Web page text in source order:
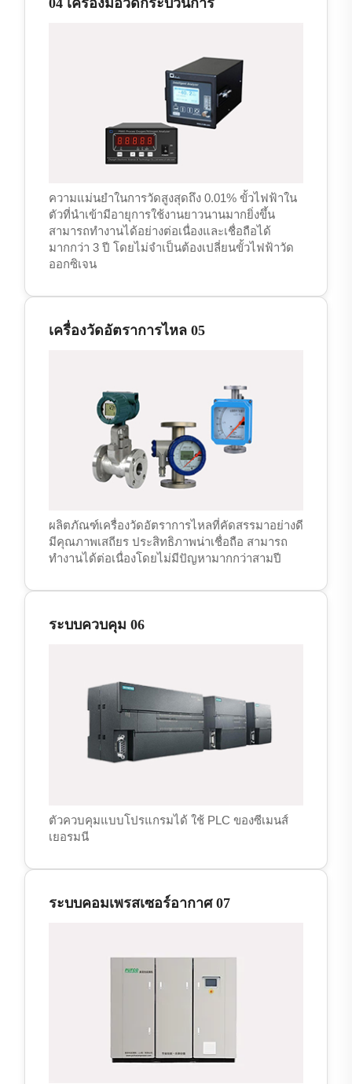
ความแม่นยำในการวัดสูงสุดถึง 0.01% ขั้วไฟฟ้าใน
ตัวที่นำเข้ามีอายุการใช้งานยาวนานมากยิ่งขึ้น
สามารถทำงานได้อย่างต่อเนื่องและเชื่อถือได้
มากกว่า 3 ปี โดยไม่จำเป็นต้องเปลี่ยนขั้วไฟฟ้าวัด
ออกซิเจน
เครื่องวัดอัตราการไหล 05
ผลิตภัณฑ์เครื่องวัดอัตราการไหลที่คัดสรรมาอย่างดี
มีคุณภาพเสถียร ประสิทธิภาพน่าเชื่อถือ สามารถ
ทำงานได้ต่อเนื่องโดยไม่มีปัญหามากกว่าสามปี
ระบบควบคุม 06
ตัวควบคุมแบบโปรแกรมได้ ใช้ PLC ของซีเมนส์
เยอรมนี
ระบบคอมเพรสเซอร์อากาศ 07